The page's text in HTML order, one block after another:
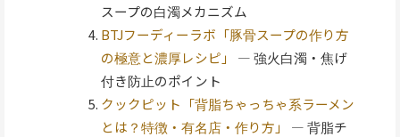
スープの白濁メカニズム
BTJフーディーラボ「豚骨スープの作り方
の極意と濃厚レシピ」
— 強火白濁・焦げ
付き防止のポイント
クックピット「背脂ちゃっちゃ系ラーメン
とは？特徴・有名店・作り方」
— 背脂チ